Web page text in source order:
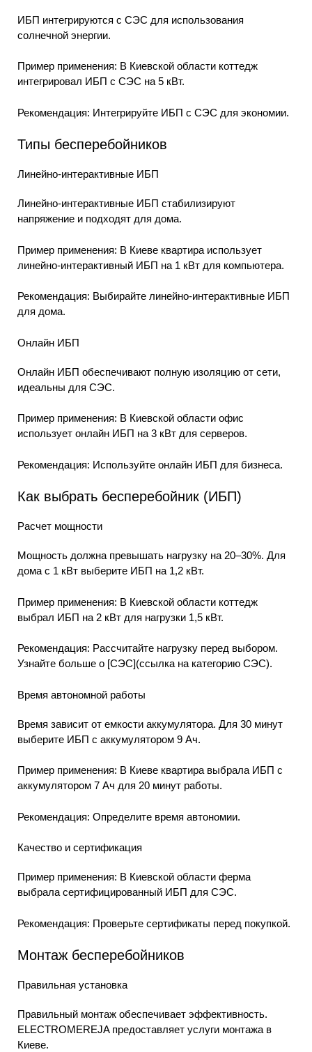
ИБП интегрируются с СЭС для использования
солнечной энергии.
Пример применения: В Киевской области коттедж
интегрировал ИБП с СЭС на 5 кВт.
Рекомендация: Интегрируйте ИБП с СЭС для экономии.
Типы бесперебойников
Линейно-интерактивные ИБП
Линейно-интерактивные ИБП стабилизируют
напряжение и подходят для дома.
Пример применения: В Киеве квартира использует
линейно-интерактивный ИБП на 1 кВт для компьютера.
Рекомендация: Выбирайте линейно-интерактивные ИБП
для дома.
Онлайн ИБП
Онлайн ИБП обеспечивают полную изоляцию от сети,
идеальны для СЭС.
Пример применения: В Киевской области офис
использует онлайн ИБП на 3 кВт для серверов.
Рекомендация: Используйте онлайн ИБП для бизнеса.
Как выбрать бесперебойник (ИБП)
Расчет мощности
Мощность должна превышать нагрузку на 20–30%. Для
дома с 1 кВт выберите ИБП на 1,2 кВт.
Пример применения: В Киевской области коттедж
выбрал ИБП на 2 кВт для нагрузки 1,5 кВт.
Рекомендация: Рассчитайте нагрузку перед выбором.
Узнайте больше о [СЭС](ссылка на категорию СЭС).
Время автономной работы
Время зависит от емкости аккумулятора. Для 30 минут
выберите ИБП с аккумулятором 9 Ач.
Пример применения: В Киеве квартира выбрала ИБП с
аккумулятором 7 Ач для 20 минут работы.
Рекомендация: Определите время автономии.
Качество и сертификация
Пример применения: В Киевской области ферма
выбрала сертифицированный ИБП для СЭС.
Рекомендация: Проверьте сертификаты перед покупкой.
Монтаж бесперебойников
Правильная установка
Правильный монтаж обеспечивает эффективность.
ELECTROMEREJA предоставляет услуги монтажа в
Киеве.